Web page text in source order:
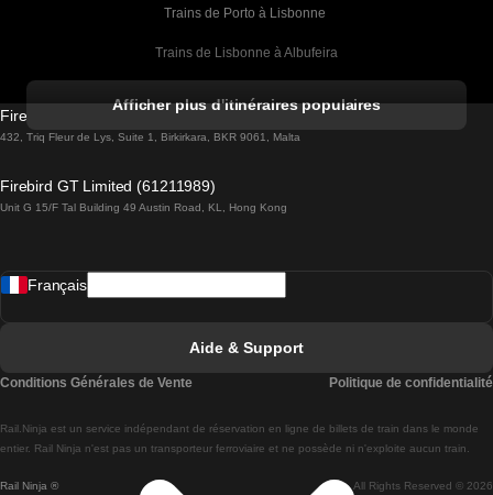
Trains de Porto à Lisbonne
Trains de Lisbonne à Albufeira
Trains de Lisbonne à Lagos
Trains de Lisbonne à Madrid
Trains de Lisbonne à Braga
Trains de Braga à Lisbonne
Afficher plus d'itinéraires populaires
Firebird GT Limited (OC 1451)
432, Triq Fleur de Lys, Suite 1, Birkirkara, BKR 9061, Malta
Firebird GT Limited (61211989)
Unit G 15/F Tal Building 49 Austin Road, KL, Hong Kong
Rail Ninja ® All Rights Reserved © 2026
Rail.Ninja est un service indépendant de réservation en ligne de billets de train dans le monde
entier. Rail Ninja n'est pas un transporteur ferroviaire et ne possède ni n'exploite aucun train.
Français
Aide & Support
Conditions Générales de Vente Politique de confidentialité